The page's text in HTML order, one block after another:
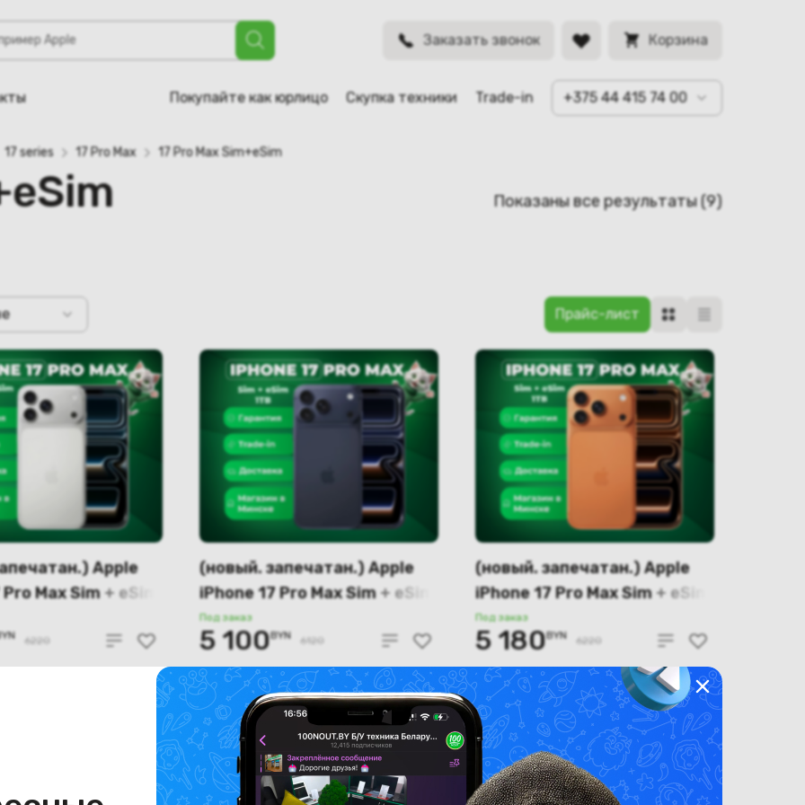
Заказать звонок Корзина
Покупайте как юрлицо Скупка техники Trade-in +375 44 415 74 00
17 series 17 Pro Max 17 Pro Max Sim+eSim
Показаны все результаты (9)
Apple
Max Sim + eSim
6220
(новый. запечатан.) Apple
iPhone 17 Pro Max Sim + eSim
1024GB (глубокий синий)
A3526
Под заказ
5 100BYN 6120
(новый. запечатан.) Apple
iPhone 17 Pro Max Sim + eSim
1024GB (оранжевый) A3526
Под заказ
5 180BYN 6220